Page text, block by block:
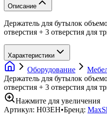
Описание
Держатель для бутылок
отверстия + 3 отверстия для
Характеристики
Оборудование
Держатель для бутылок
отверстия + 3 отверстия для
Нажмите для увеличения
Артикул: H03EH•Бренд: